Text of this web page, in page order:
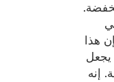
هذا
يجعل
إنه